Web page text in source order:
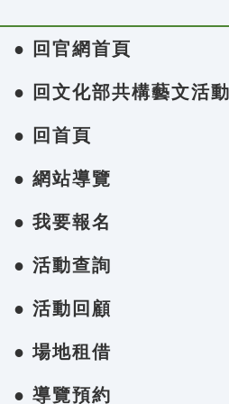
● 回官網首頁
● 回文化部共構藝文活
● 回首頁
● 網站導覽
● 我要報名
● 活動查詢
● 活動回顧
● 場地租借
● 導覽預約